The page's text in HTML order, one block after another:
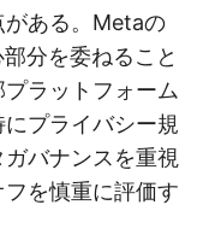
がある。Metaの
分を委ねること
ラットフォーム
プライバシー規
バナンスを重視
を慎重に評価す